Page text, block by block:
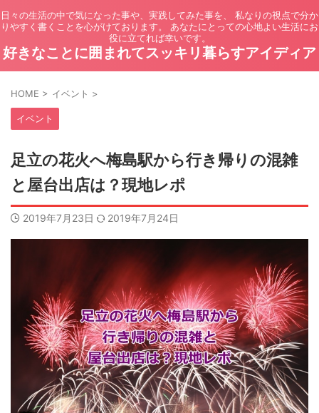
日々の生活の中で気になった事や、実践してみた事を、 私なりの視点で分か
りやすく書くことを心がけております。 あなたにとっての心地よい生活にお
役に立てれば幸いです。
好きなことに囲まれてスッキリ暮らすアイディア
HOME > イベント >
イベント
足立の花火へ梅島駅から行き帰りの混雑
と屋台出店は？現地レポ
2019年7月23日 2019年7月24日